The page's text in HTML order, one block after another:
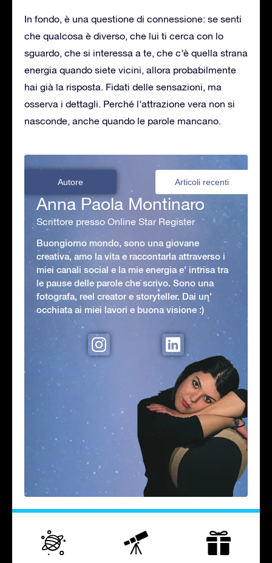
In fondo, è una questione di connessione: se senti
che qualcosa è diverso, che lui ti cerca con lo
sguardo, che si interessa a te, che c’è quella strana
energia quando siete vicini, allora probabilmente
hai già la risposta. Fidati delle sensazioni, ma
osserva i dettagli. Perché l’attrazione vera non si
nasconde, anche quando le parole mancano.
Autore Articoli recenti
Anna Paola Montinaro
Scrittore presso Online Star Register
Buongiorno mondo, sono una giovane
creativa, amo la vita e raccontarla attraverso i
miei canali social e la mie energia e' intrisa tra
le pause delle parole che scrivo. Sono una
fotografa, reel creator e storyteller. Dai un'
occhiata ai miei lavori e buona visione :)